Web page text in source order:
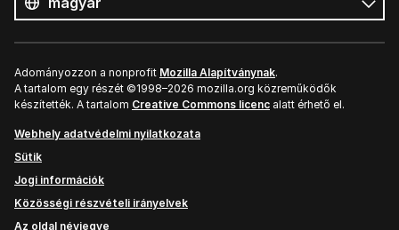
Adományozzon a nonprofit Mozilla Alapítványnak.
A tartalom egy részét ©1998–2026 mozilla.org közreműködők
készítették. A tartalom Creative Commons licenc alatt érhető el.
Webhely adatvédelmi nyilatkozata
Sütik
Jogi információk
Közösségi részvételi irányelvek
Az oldal névjegye